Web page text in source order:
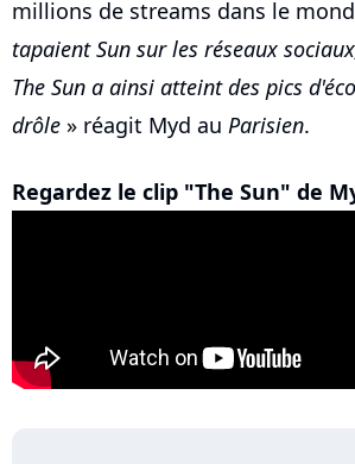
millions de streams dans le
tapaient Sun sur les réseaux
The Sun a ainsi atteint des pics
drôle » réagit Myd au Parisien.
Regardez le clip "The Sun" de